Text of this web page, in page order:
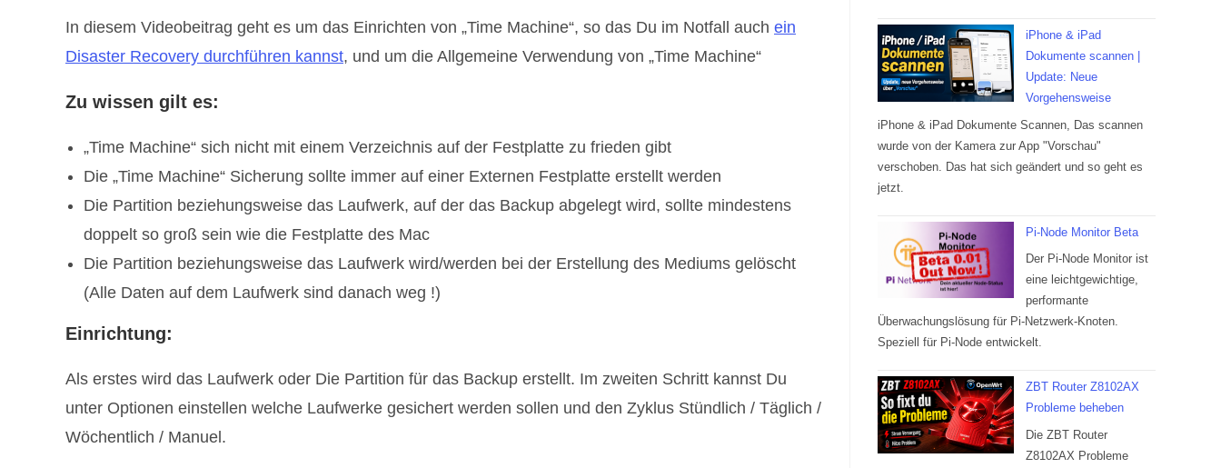
In diesem Videobeitrag geht es um das Einrichten von „Time Machine“, so das Du im Notfall auch ein
Disaster Recovery durchführen kannst, und um die Allgemeine Verwendung von „Time Machine“
Zu wissen gilt es:
„Time Machine“ sich nicht mit einem Verzeichnis auf der Festplatte zu frieden gibt
Die „Time Machine“ Sicherung sollte immer auf einer Externen Festplatte erstellt werden
Die Partition beziehungsweise das Laufwerk, auf der das Backup abgelegt wird, sollte mindestens
doppelt so groß sein wie die Festplatte des Mac
Die Partition beziehungsweise das Laufwerk wird/werden bei der Erstellung des Mediums gelöscht
(Alle Daten auf dem Laufwerk sind danach weg !)
Einrichtung:
Als erstes wird das Laufwerk oder Die Partition für das Backup erstellt. Im zweiten Schritt kannst Du
unter Optionen einstellen welche Laufwerke gesichert werden sollen und den Zyklus Stündlich / Täglich /
Wöchentlich / Manuel.
iPhone & iPad
Dokumente scannen |
Update: Neue
Vorgehensweise
iPhone & iPad Dokumente Scannen, Das scannen
wurde von der Kamera zur App "Vorschau"
verschoben. Das hat sich geändert und so geht es
jetzt.
Pi-Node Monitor Beta
Der Pi-Node Monitor ist
eine leichtgewichtige,
performante
Überwachungslösung für Pi-Netzwerk-Knoten.
Speziell für Pi-Node entwickelt.
ZBT Router Z8102AX
Probleme beheben
Die ZBT Router
Z8102AX Probleme